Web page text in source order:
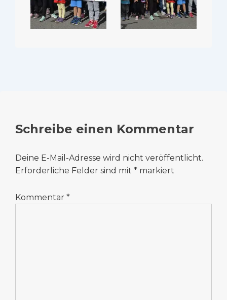
Schreibe einen Kommentar
Deine E-Mail-Adresse wird nicht veröffentlicht.
Erforderliche Felder sind mit * markiert
Kommentar *